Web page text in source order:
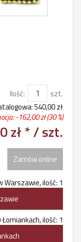
Ilość:
szt.
540,00 zł
-162,00 zł(30 %)
zł */ szt.
Zamów online
ilość: 1
ilość: 1